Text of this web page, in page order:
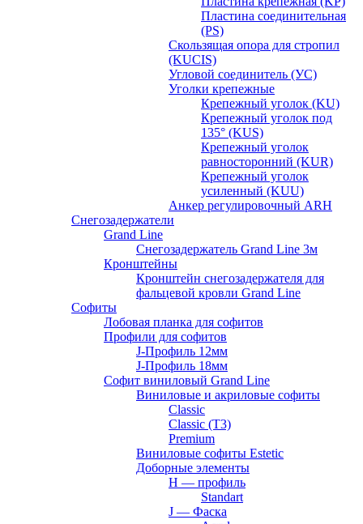
Пластина соединительная
(PS)
Скользящая опора для стропил
(KUCIS)
Угловой соединитель (УС)
Уголки крепежныe
Крепежный уголок (KU)
Крепежный уголок под
135° (KUS)
Крепежный уголок
равносторонний (KUR)
Крепежный уголок
усиленный (KUU)
Анкер регулировочный ARH
Снегозадержатели
Grand Line
Снегозадержатель Grand Line 3м
Кронштейны
Кронштейн снегозадержателя для
фальцевой кровли Grand Line
Софиты
Лобовая планка для софитов
Профили для софитов
J-Профиль 12мм
J-Профиль 18мм
Софит виниловый Grand Line
Виниловые и акриловые софиты
Classic
Classic (T3)
Premium
Виниловые софиты Estetic
Доборные элементы
H — профиль
Standart
J — Фаска